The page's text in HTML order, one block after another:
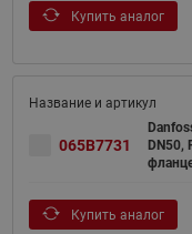
Купить аналог
065B7731
DN50,
Купить аналог